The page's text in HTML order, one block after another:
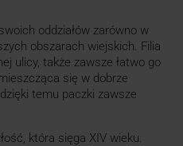
oddziałów zarówno w
obszarach wiejskich. Filia
ulicy, także zawsze łatwo go
się w dobrze
temu paczki zawsze
która sięga XIV wieku.